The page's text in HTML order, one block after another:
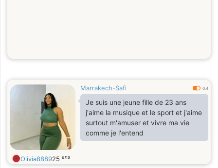
Marrakech-Safi 0.4
Je suis une jeune fille de 23 ans
j'aime la musique et le sport et j'aime
surtout m'amuser et vivre ma vie
comme je l'entend
Olivia888925 ans